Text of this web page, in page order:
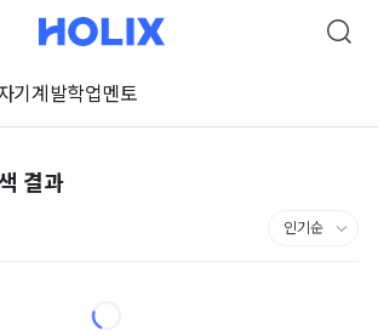
기계발학업멘토
결과